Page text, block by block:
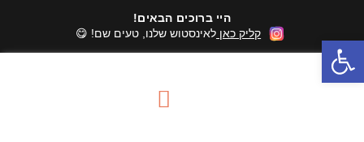
היי ברוכים הבאים!
קליק כאן לאינסטוש שלנו, טעים שם! 😋 פתח סרגל נגישות